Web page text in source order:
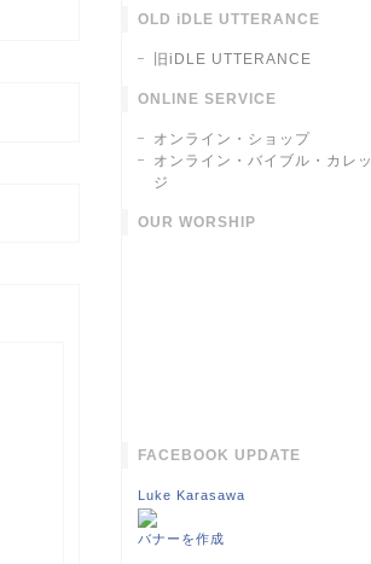
OLD iDLE UTTERANCE
旧iDLE UTTERANCE
ONLINE SERVICE
オンライン・ショップ
オンライン・バイブル・カレッ
ジ
OUR WORSHIP
FACEBOOK UPDATE
Luke Karasawa
バナーを作成